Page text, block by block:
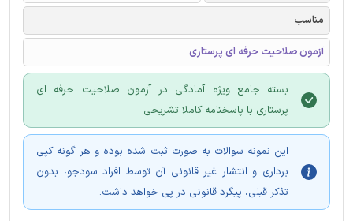
مناسب
آزمون صلاحیت حرفه ای پرستاری
بسته جامع ویژه آمادگی در آزمون صلاحیت حرفه ای
پرستاری با پاسخنامه کاملا تشریحی
این نمونه سوالات به صورت ثبت شده بوده و هر گونه کپی
برداری و انتشار غیر قانونی آن توسط افراد سودجو، بدون
تذکر قبلی، پیگرد قانونی در پی خواهد داشت.